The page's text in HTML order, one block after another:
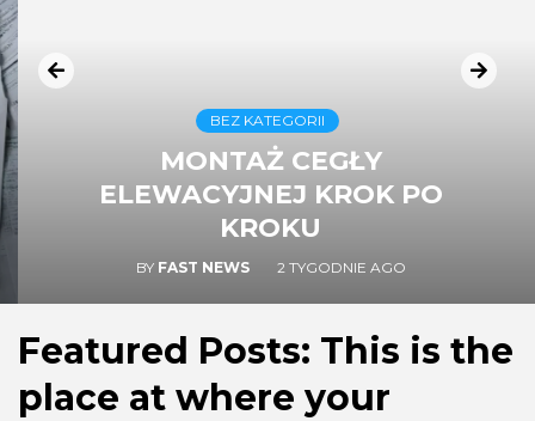
BEZ KATEGORII
MONTAŻ CEGŁY
ELEWACYJNEJ KROK PO
KROKU
BY FAST NEWS 2 TYGODNIE AGO
Featured Posts: This is the
place at where your